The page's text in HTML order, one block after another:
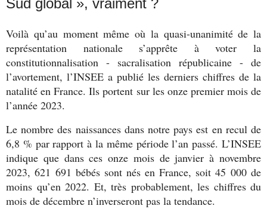
Sud global », vraiment ?
Voilà qu’au moment même où la quasi-unanimité de la
représentation nationale s’apprête à voter la
constitutionnalisation - sacralisation républicaine - de
l’avortement, l’INSEE a publié les derniers chiffres de la
natalité en France. Ils portent sur les onze premier mois de
l’année 2023.
Le nombre des naissances dans notre pays est en recul de
6,8 % par rapport à la même période l’an passé. L’INSEE
indique que dans ces onze mois de janvier à novembre
2023, 621 691 bébés sont nés en France, soit 45 000 de
moins qu’en 2022. Et, très probablement, les chiffres du
mois de décembre n’inverseront pas la tendance.